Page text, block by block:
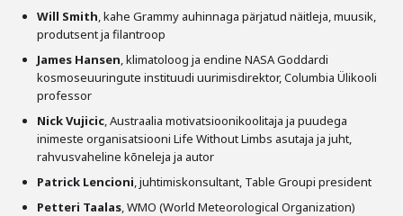
Will Smith, kahe Grammy auhinnaga pärjatud näitleja, muusik,
produtsent ja filantroop
James Hansen, klimatoloog ja endine NASA Goddardi
kosmoseuuringute instituudi uurimisdirektor, Columbia Ülikooli
professor
Nick Vujicic, Austraalia motivatsioonikoolitaja ja puudega
inimeste organisatsiooni Life Without Limbs asutaja ja juht,
rahvusvaheline kõneleja ja autor
Patrick Lencioni, juhtimiskonsultant, Table Groupi president
Petteri Taalas, WMO (World Meteorological Organization)